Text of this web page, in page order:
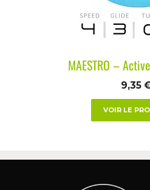
MAESTRO –
9,35
VOIR LE